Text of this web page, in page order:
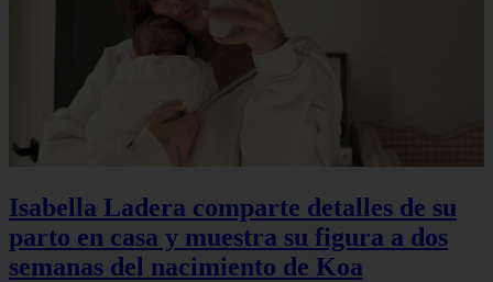
Isabella Ladera comparte detalles de su
parto en casa y muestra su figura a dos
semanas del nacimiento de Koa